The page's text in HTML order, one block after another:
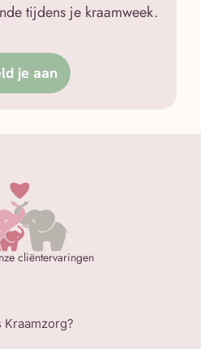
tijdens je kraamweek.
je aan
cliëntervaringen
Kraamzorg?